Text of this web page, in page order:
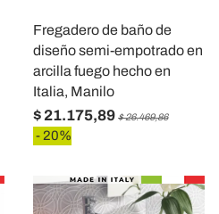
Fregadero de baño de
diseño semi-empotrado en
arcilla fuego hecho en
Italia, Manilo
$ 21.175,89 $ 26.469,86
- 20%